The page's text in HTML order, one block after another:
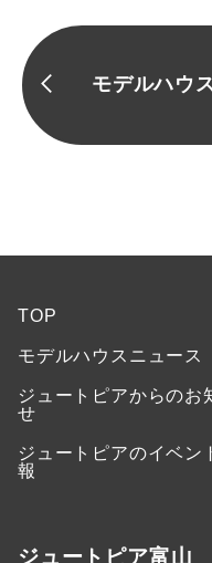
モデルハウ
TOP
モデルハウスニュース
ジュートピアからのお
せ
ジュートピアのイベン
報
ジュートピア富山